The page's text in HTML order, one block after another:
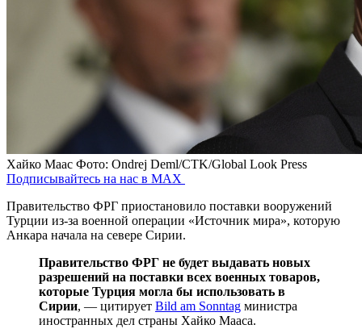
Хайко Маас Фото: Ondrej Deml/CTK/Global Look Press
Подписывайтесь на нас в MAX
Правительство ФРГ приостановило поставки вооружений
Турции из-за военной операции «Источник мира», которую
Анкара начала на севере Сирии.
Правительство ФРГ не будет выдавать новых
разрешений на поставки всех военных товаров,
которые Турция могла бы использовать в
Сирии, — цитирует Bild am Sonntag министра
иностранных дел страны Хайко Мааса.